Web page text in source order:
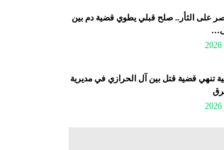
على الثأر.. صلح قبلي يطوي قضية دم بين
تنهي قضية قتل بين آل الحرازي في مديرية